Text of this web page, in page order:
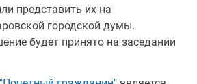
представить их на
городской думы.
будет принято на заседании